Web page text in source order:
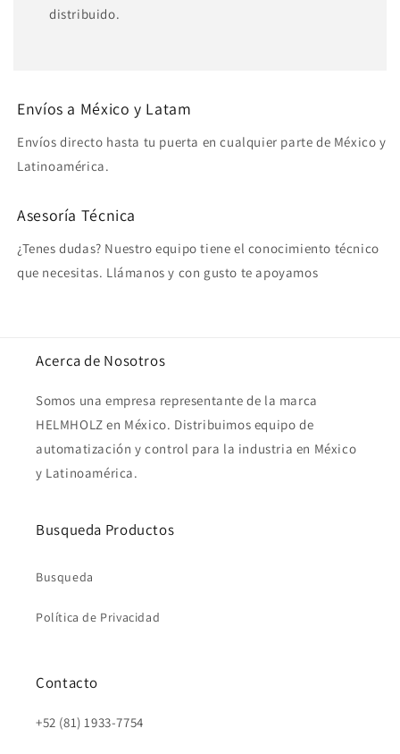
distribuido.
Envíos a México y Latam
Envíos directo hasta tu puerta en cualquier parte de México y
Latinoamérica.
Asesoría Técnica
¿Tenes dudas? Nuestro equipo tiene el conocimiento técnico
que necesitas. Llámanos y con gusto te apoyamos
Acerca de Nosotros
Somos una empresa representante de la marca
HELMHOLZ en México. Distribuimos equipo de
automatización y control para la industria en México
y Latinoamérica.
Busqueda Productos
Busqueda
Política de Privacidad
Contacto
+52 (81) 1933-7754